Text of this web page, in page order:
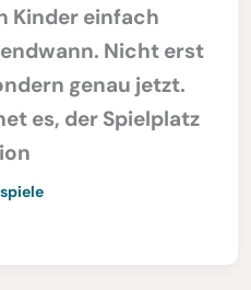
Kinder einfach
Nicht erst
genau jetzt.
es, der Spielplatz